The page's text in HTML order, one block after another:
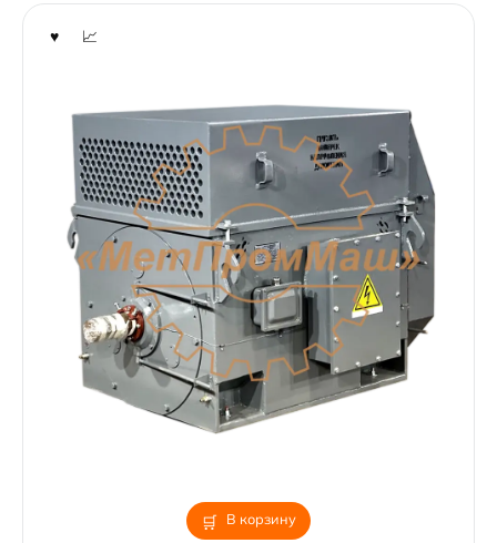
f
В корзину